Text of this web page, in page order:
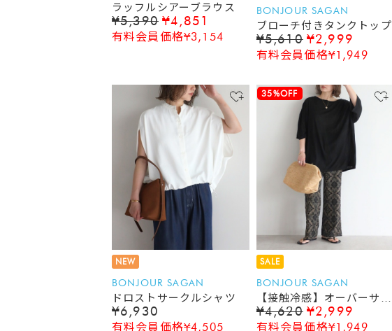
ラッフルシアーブラウス
¥5,390 ¥4,851
有料会員価格¥3,154
BONJOUR SAGAN
ブローチ付きタンクトップ
¥5,610 ¥2,999
有料会員価格¥1,949
NEW
BONJOUR SAGAN
ドロストサークルシャツ
¥6,930
有料会員価格¥4,505
35%OFF
SALE
BONJOUR SAGAN
【接触冷感】オーバーサイ
ズシアーカットソー
¥4,620 ¥2,999
有料会員価格¥1,949